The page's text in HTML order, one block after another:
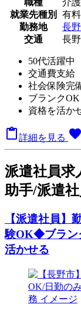
職種
介
就業先種別
有
勤務地
長
交通
長
50代活躍中
交通費支給
社会保険完
ブランクOK
資格を活か
詳細を見る favorite
派遣社員求
助手/派遣
【派遣社員
験OK◆ブラン
活かせる